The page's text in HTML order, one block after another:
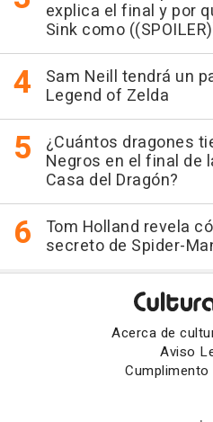
explica el final y por
Sink como
Sam Neill tendrá un
Legend of Zelda
¿Cuántos dragones
Negros en el final de
Casa del Dragón?
Tom Holland revela
secreto de Spider-
Acerca de
Aviso